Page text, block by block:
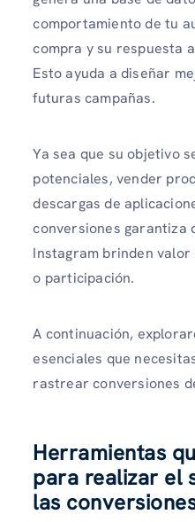
comportamiento de tu
compra y su respuesta
Esto ayuda a diseñar
futuras campañas.
Ya sea que su objetivo
potenciales, vender
descargas de
conversiones garantiza
Instagram brinden valor
o participación.
A continuación,
esenciales que
rastrear conversiones
Herramientas
para realizar el
las